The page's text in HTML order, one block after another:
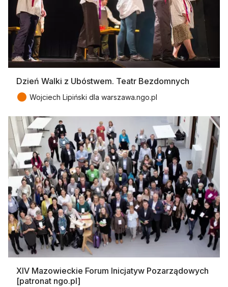
Dzień Walki z Ubóstwem. Teatr Bezdomnych
● Wojciech Lipiński dla warszawa.ngo.pl
XIV Mazowieckie Forum Inicjatyw Pozarządowych
[patronat ngo.pl]